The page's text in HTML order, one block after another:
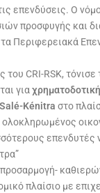
επενδύσεις. Ο
προσφυγής και
Περιφερειακά
CRI-RSK,
για
Kénitra στο
πλαίσιο με